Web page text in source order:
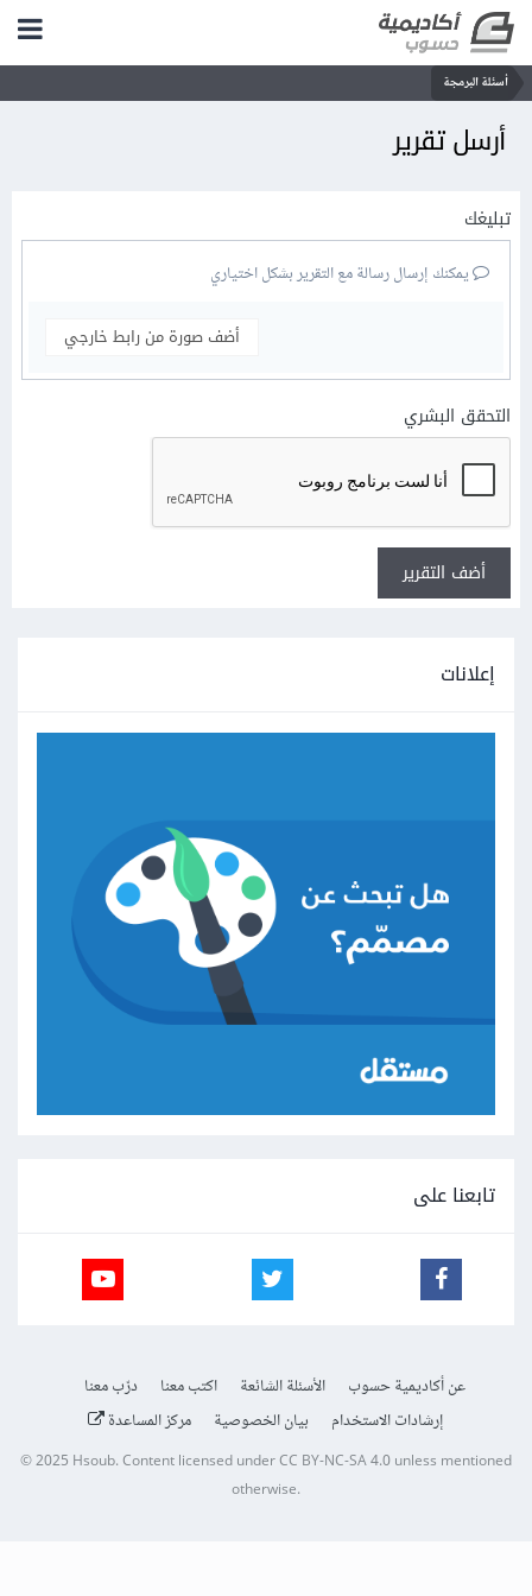
أسئلة البرمجة
أرسل تقرير
تبليغك
يمكنك إرسال رسالة مع التقرير بشكل اختياري
أضف صورة من رابط خارجي
التحقق البشري
أضف التقرير
إعلانات
تابعنا على
عن أكاديمية حسوب الأسئلة الشائعة اكتب معنا
درّب معنا
إرشادات الاستخدام
بيان الخصوصية مركز المساعدة
© 2025 Hsoub.Content licensed underCC BY-NC-SA 4.0unless mentioned
otherwise.